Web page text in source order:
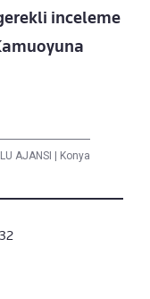
inceleme
AJANSI Konya